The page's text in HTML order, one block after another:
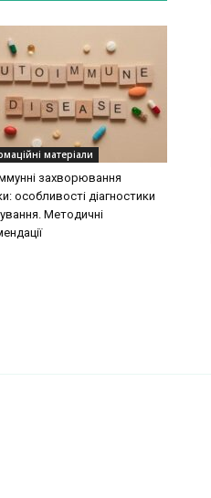
матеріали
захворювання
особливості діагностики
Методичні